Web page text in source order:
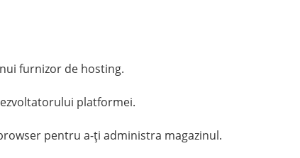
furnizor de hosting.
platformei.
pentru a-ți administra magazinul.